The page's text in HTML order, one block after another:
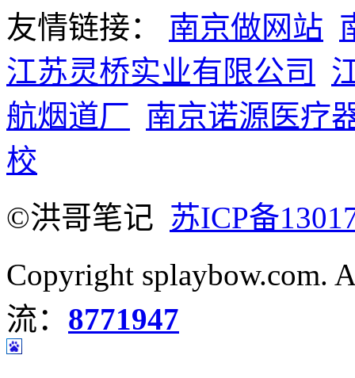
友情链接： 南京做网站
江苏灵桥实业有限公司
航烟道厂 南京诺源医疗
校
©洪哥笔记 苏ICP备
Copyright splaybow.com.
流： 8771947